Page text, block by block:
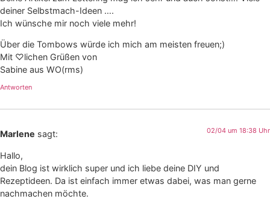
deiner Selbstmach-Ideen ….
Ich wünsche mir noch viele mehr!
Über die Tombows würde ich mich am meisten freuen;)
Mit ♡lichen Grüßen von
Sabine aus WO(rms)
Antworten
Marlene sagt: 02/04 um 18:38 Uhr
Hallo,
dein Blog ist wirklich super und ich liebe deine DIY und
Rezeptideen. Da ist einfach immer etwas dabei, was man gerne
nachmachen möchte.